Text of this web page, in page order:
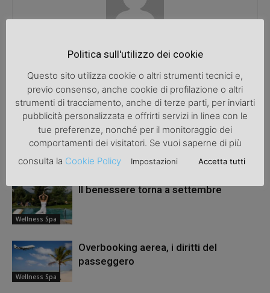
ARTICOLI CORRELATI ALTRO DALL'AUTORE
Wellness Spa
Wellness Spa
Wellness Spa
Il benessere torna a settembre
Wellness Spa
Overbooking aerea, i diritti del
passeggero
Politica sull'utilizzo dei cookie
Questo sito utilizza cookie o altri strumenti tecnici e,
previo consenso, anche cookie di profilazione o altri
strumenti di tracciamento, anche di terze parti, per inviarti
pubblicità personalizzata e offrirti servizi in linea con le
tue preferenze, nonché per il monitoraggio dei
comportamenti dei visitatori. Se vuoi saperne di più
consulta la Cookie Policy Impostazioni Accetta tutti